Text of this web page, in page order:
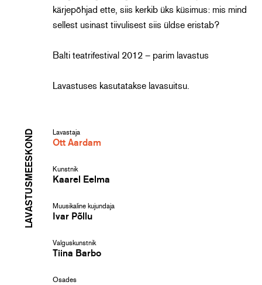
kärjepõhjad ette, siis kerkib üks küsimus: mis mind
sellest usinast tiivulisest siis üldse eristab?
Balti teatrifestival 2012 – parim lavastus
Lavastuses kasutatakse lavasuitsu.
LAVASTUSMEESKOND Lavastaja
Ott Aardam
Kunstnik
Kaarel Eelma
Muusikaline kujundaja
Ivar Põllu
Valguskunstnik
Tiina Barbo
Osades